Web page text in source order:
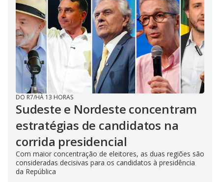
DO R7/HÁ 13 HORAS
Sudeste e Nordeste concentram
estratégias de candidatos na
corrida presidencial
Com maior concentração de eleitores, as duas regiões são
consideradas decisivas para os candidatos à presidência
da República